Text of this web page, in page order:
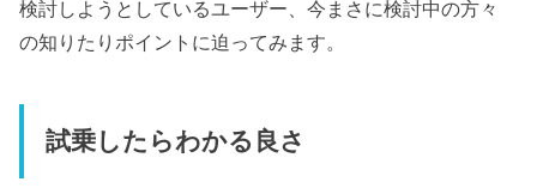
検討しようとしているユーザー、今まさに検討中の方々
の知りたりポイントに迫ってみます。
試乗したらわかる良さ